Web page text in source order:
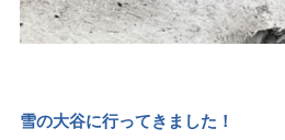
雪の大谷に行ってきました！